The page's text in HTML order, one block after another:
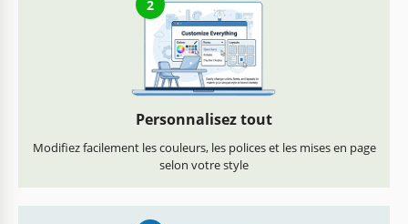
2
Personnalisez tout
Modifiez facilement les couleurs, les polices et les mises en page
selon votre style